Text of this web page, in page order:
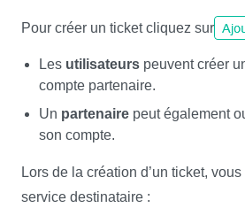
Pour créer un ticket cliquez sur
Les utilisateurs peuvent créer
compte partenaire.
Un partenaire peut également
son compte.
Lors de la création d’un ticket,
service destinataire :